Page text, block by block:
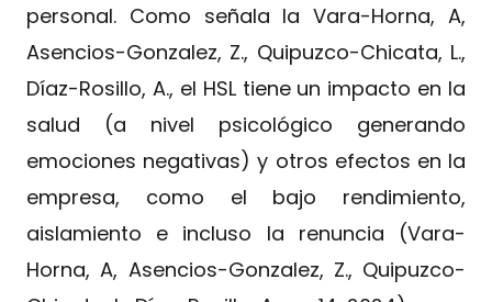
personal. Como señala la Vara-Horna, A,
Asencios-Gonzalez, Z., Quipuzco-Chicata, L.,
Díaz-Rosillo, A., el HSL tiene un impacto en la
salud (a nivel psicológico generando
emociones negativas) y otros efectos en la
empresa, como el bajo rendimiento,
aislamiento e incluso la renuncia (Vara-
Horna, A, Asencios-Gonzalez, Z., Quipuzco-